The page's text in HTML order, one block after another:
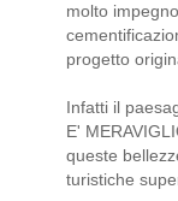
molto
progetto
Infatti il
E'
queste
turistiche